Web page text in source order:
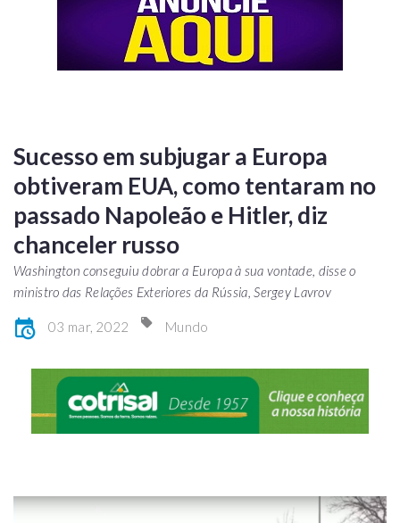
Sucesso em subjugar a Europa
obtiveram EUA, como tentaram no
passado Napoleão e Hitler, diz
chanceler russo
Washington conseguiu dobrar a Europa à sua vontade, disse o
ministro das Relações Exteriores da Rússia, Sergey Lavrov
03 mar, 2022 Mundo